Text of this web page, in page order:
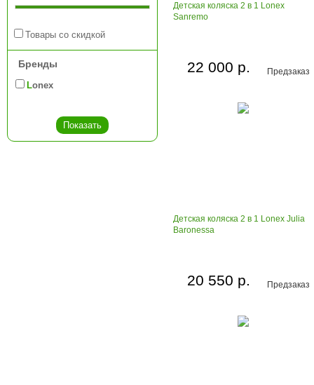
Товары со скидкой
Бренды
Lonex
Детская коляска 2 в 1 Lonex
Sanremo
Предзаказ
22 000 р.
Детская коляска 2 в 1 Lonex Julia
Baronessa
Предзаказ
20 550 р.